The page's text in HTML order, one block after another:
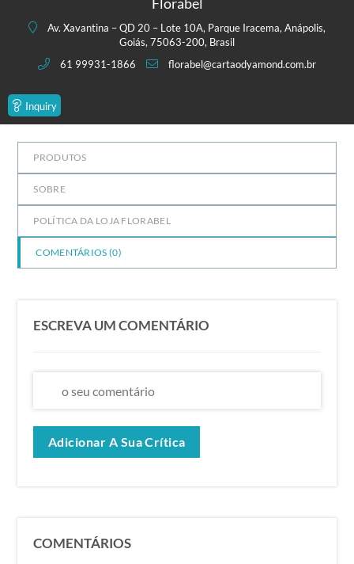
de
5
Av. Xavantina – QD 20 – Lote 10A, Parque Iracema, Anápolis,
Goiás, 75063-200, Brasil
61 99931-1866
florabel@cartaodyamond.com.br
Inquiry
PRODUTOS
SOBRE
POLÍTICA DA LOJA FLORABEL
COMENTÁRIOS (0)
ESCREVA UM COMENTÁRIO
Adicionar A Sua Crítica
COMENTÁRIOS